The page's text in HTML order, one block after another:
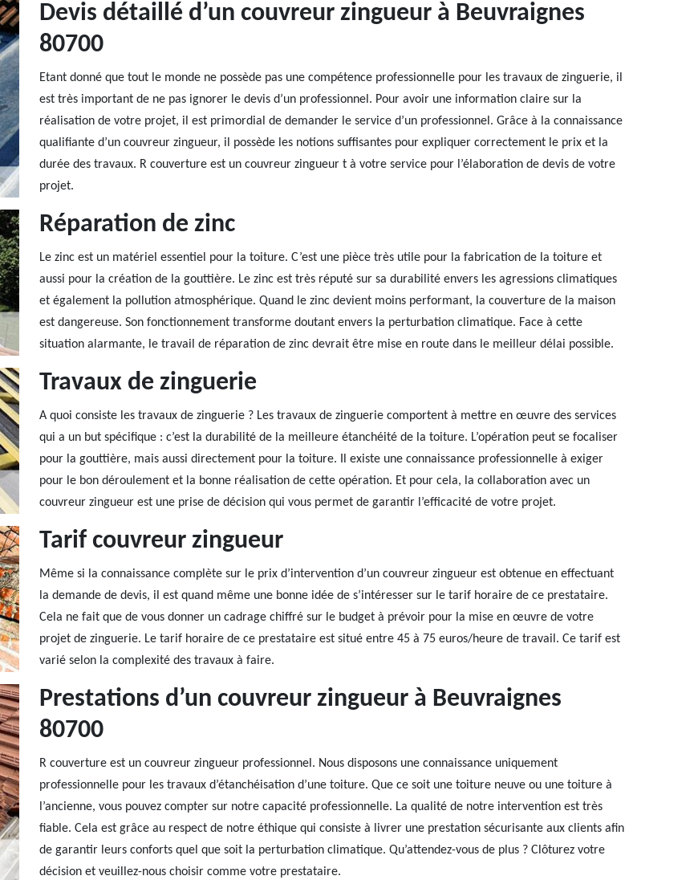
Devis détaillé d’un couvreur zingueur à Beuvraignes
80700
Etant donné que tout le monde ne possède pas une compétence professionnelle pour les travaux de zinguerie, il
est très important de ne pas ignorer le devis d’un professionnel. Pour avoir une information claire sur la
réalisation de votre projet, il est primordial de demander le service d’un professionnel. Grâce à la connaissance
qualifiante d’un couvreur zingueur, il possède les notions suffisantes pour expliquer correctement le prix et la
durée des travaux. R couverture est un couvreur zingueur t à votre service pour l’élaboration de devis de votre
projet.
Réparation de zinc
Le zinc est un matériel essentiel pour la toiture. C’est une pièce très utile pour la fabrication de la toiture et
aussi pour la création de la gouttière. Le zinc est très réputé sur sa durabilité envers les agressions climatiques
et également la pollution atmosphérique. Quand le zinc devient moins performant, la couverture de la maison
est dangereuse. Son fonctionnement transforme doutant envers la perturbation climatique. Face à cette
situation alarmante, le travail de réparation de zinc devrait être mise en route dans le meilleur délai possible.
Travaux de zinguerie
A quoi consiste les travaux de zinguerie ? Les travaux de zinguerie comportent à mettre en œuvre des services
qui a un but spécifique : c’est la durabilité de la meilleure étanchéité de la toiture. L’opération peut se focaliser
pour la gouttière, mais aussi directement pour la toiture. Il existe une connaissance professionnelle à exiger
pour le bon déroulement et la bonne réalisation de cette opération. Et pour cela, la collaboration avec un
couvreur zingueur est une prise de décision qui vous permet de garantir l’efficacité de votre projet.
Tarif couvreur zingueur
Même si la connaissance complète sur le prix d’intervention d’un couvreur zingueur est obtenue en effectuant
la demande de devis, il est quand même une bonne idée de s’intéresser sur le tarif horaire de ce prestataire.
Cela ne fait que de vous donner un cadrage chiffré sur le budget à prévoir pour la mise en œuvre de votre
projet de zinguerie. Le tarif horaire de ce prestataire est situé entre 45 à 75 euros/heure de travail. Ce tarif est
varié selon la complexité des travaux à faire.
Prestations d’un couvreur zingueur à Beuvraignes
80700
R couverture est un couvreur zingueur professionnel. Nous disposons une connaissance uniquement
professionnelle pour les travaux d’étanchéisation d’une toiture. Que ce soit une toiture neuve ou une toiture à
l’ancienne, vous pouvez compter sur notre capacité professionnelle. La qualité de notre intervention est très
fiable. Cela est grâce au respect de notre éthique qui consiste à livrer une prestation sécurisante aux clients afin
de garantir leurs conforts quel que soit la perturbation climatique. Qu’attendez-vous de plus ? Clôturez votre
décision et veuillez-nous choisir comme votre prestataire.